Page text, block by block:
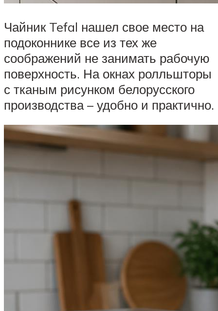
Чайник Tefal нашел свое место на
подоконнике все из тех же
соображений не занимать рабочую
поверхность. На окнах ролльшторы
с тканым рисунком белорусского
производства – удобно и практично.